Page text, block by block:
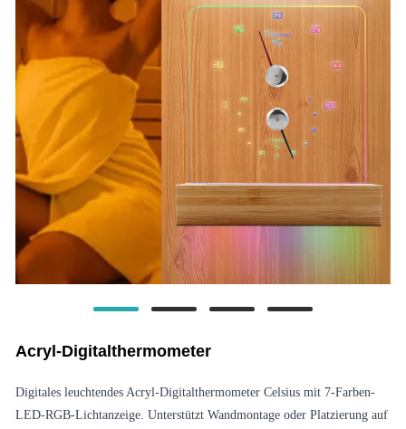
Acryl-Digitalthermometer
Digitales leuchtendes Acryl-Digitalthermometer Celsius mit 7-Farben-
LED-RGB-Lichtanzeige. Unterstützt Wandmontage oder Platzierung auf